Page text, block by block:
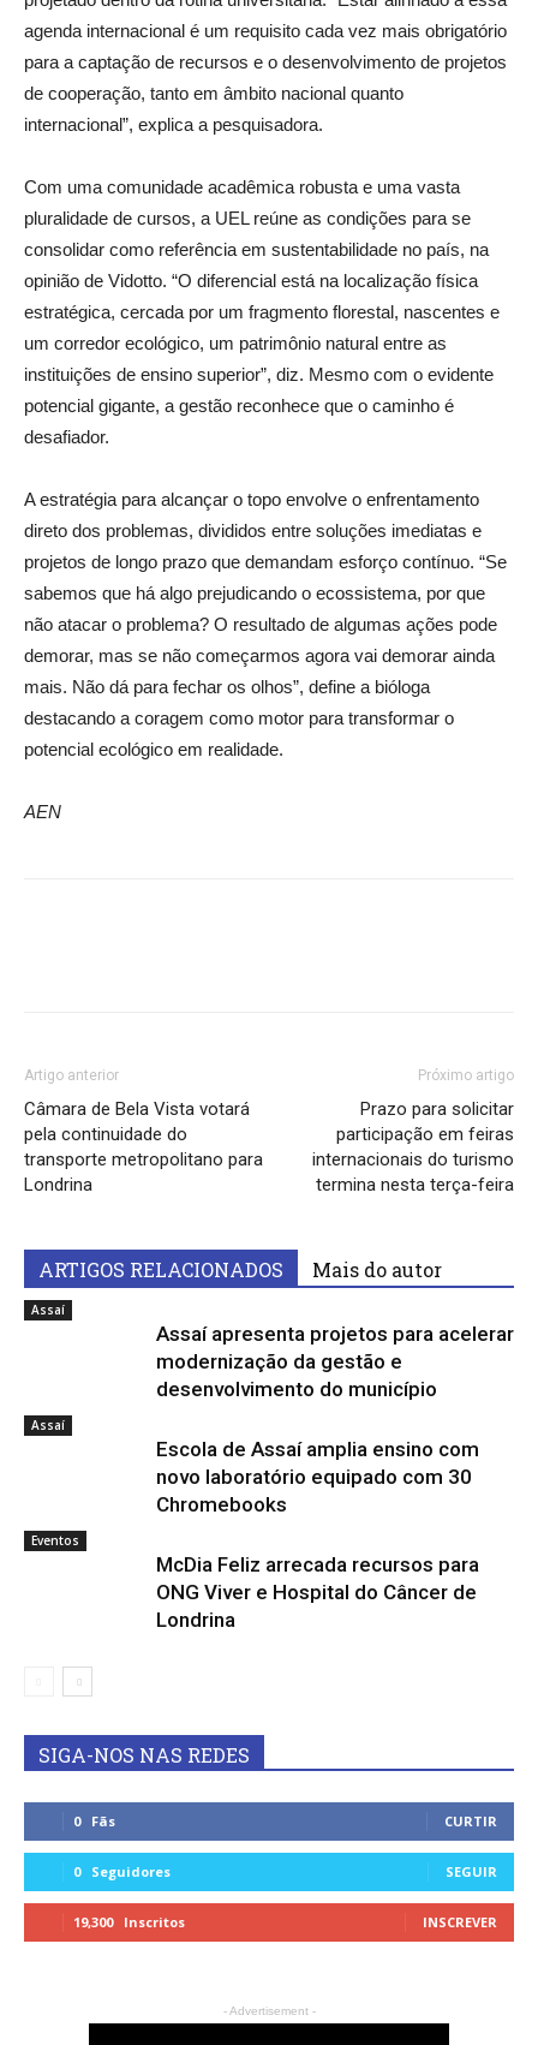
agenda internacional é um requisito cada vez mais obrigatório
para a captação de recursos e o desenvolvimento de projetos
de cooperação, tanto em âmbito nacional quanto
internacional”, explica a pesquisadora.
Com uma comunidade acadêmica robusta e uma vasta
pluralidade de cursos, a UEL reúne as condições para se
consolidar como referência em sustentabilidade no país, na
opinião de Vidotto. “O diferencial está na localização física
estratégica, cercada por um fragmento florestal, nascentes e
um corredor ecológico, um patrimônio natural entre as
instituições de ensino superior”, diz. Mesmo com o evidente
potencial gigante, a gestão reconhece que o caminho é
desafiador.
A estratégia para alcançar o topo envolve o enfrentamento
direto dos problemas, divididos entre soluções imediatas e
projetos de longo prazo que demandam esforço contínuo. “Se
sabemos que há algo prejudicando o ecossistema, por que
não atacar o problema? O resultado de algumas ações pode
demorar, mas se não começarmos agora vai demorar ainda
mais. Não dá para fechar os olhos”, define a bióloga
destacando a coragem como motor para transformar o
potencial ecológico em realidade.
AEN
Artigo anterior
Câmara de Bela Vista votará
pela continuidade do
transporte metropolitano para
Londrina
Próximo artigo
Prazo para solicitar
participação em feiras
internacionais do turismo
termina nesta terça-feira
ARTIGOS RELACIONADOS Mais do autor
Assaí
Assaí apresenta projetos para acelerar
modernização da gestão e
desenvolvimento do município
Assaí
Escola de Assaí amplia ensino com
novo laboratório equipado com 30
Chromebooks
Eventos
McDia Feliz arrecada recursos para
ONG Viver e Hospital do Câncer de
Londrina
SIGA-NOS NAS REDES
0 Fãs CURTIR
0 Seguidores SEGUIR
19,300 Inscritos INSCREVER
- Advertisement -